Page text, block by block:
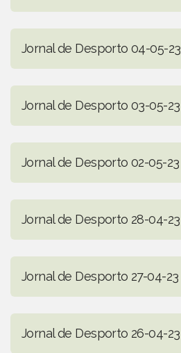
Jornal de Desporto 04-05-23
Jornal de Desporto 03-05-23
Jornal de Desporto 02-05-23
Jornal de Desporto 28-04-23
Jornal de Desporto 27-04-23
Jornal de Desporto 26-04-23